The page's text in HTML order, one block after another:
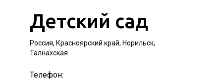
Детский сад
Россия, Красноярский край, Норильск,
Талнахская
Телефон: